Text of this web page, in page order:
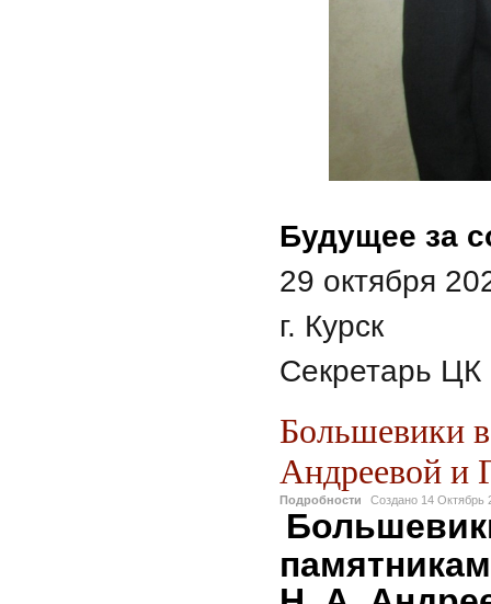
Будущее за
29 октября
г. Курск
Секретарь
Большевики
Андреевой и
Подробности Создано 14 Октябрь
памятникам